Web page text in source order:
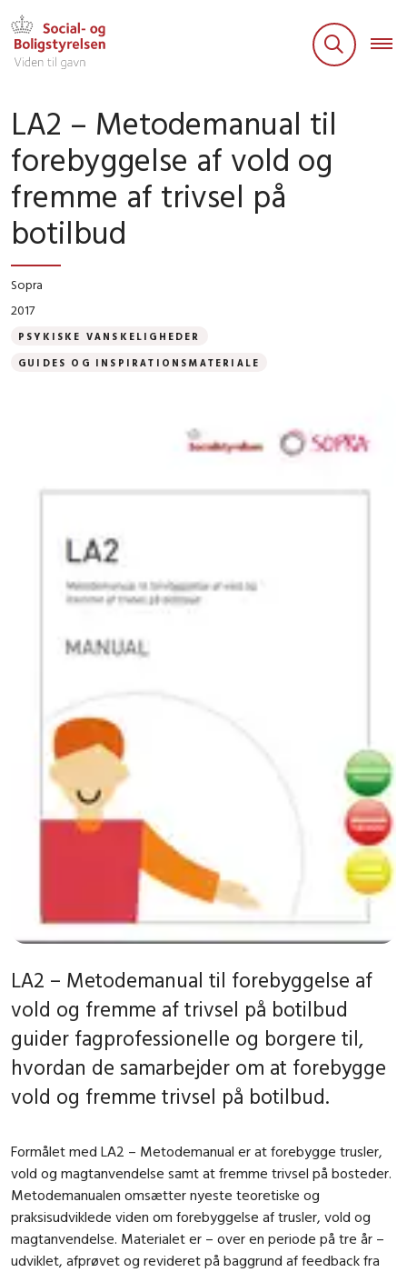
LA2 – Metodemanual til
forebyggelse af vold og
fremme af trivsel på
botilbud
Sopra
2017
PSYKISKE VANSKELIGHEDER
GUIDES OG INSPIRATIONSMATERIALE
LA2 – Metodemanual til forebyggelse af
vold og fremme af trivsel på botilbud
guider fagprofessionelle og borgere til,
hvordan de samarbejder om at forebygge
vold og fremme trivsel på botilbud.
Formålet med LA2 – Metodemanual er at forebygge trusler,
vold og magtanvendelse samt at fremme trivsel på bosteder.
Metodemanualen omsætter nyeste teoretiske og
praksisudviklede viden om forebyggelse af trusler, vold og
magtanvendelse. Materialet er – over en periode på tre år –
udviklet, afprøvet og revideret på baggrund af feedback fra